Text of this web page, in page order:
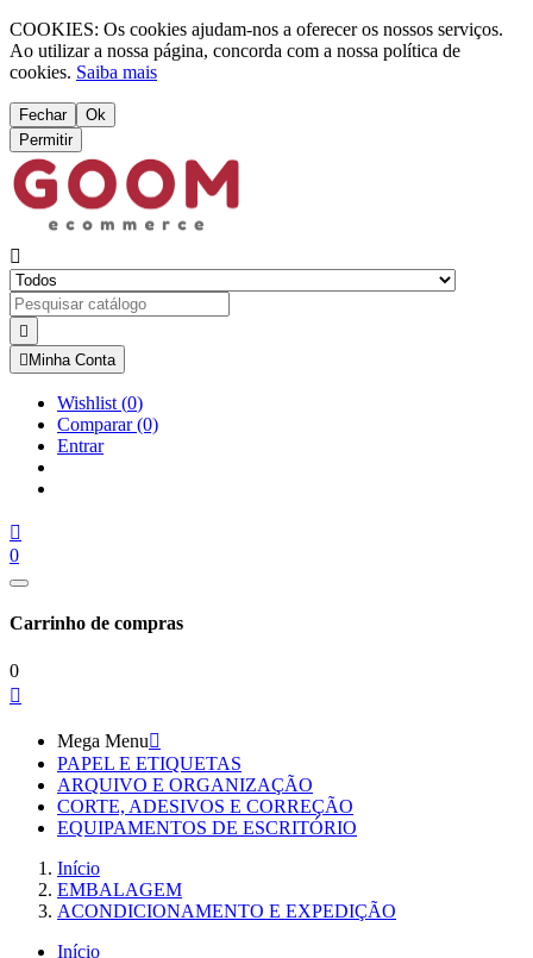
COOKIES: Os cookies ajudam-nos a oferecer os nossos serviços.
Ao utilizar a nossa página, concorda com a nossa política de
cookies. Saiba mais
Fechar
Ok
Permitir


 Minha Conta
Wishlist (0)
Comparar(0)
Entrar

0
Carrinho de compras
0

Mega Menu
PAPEL E ETIQUETAS
ARQUIVO E ORGANIZAÇÃO
CORTE, ADESIVOS E CORREÇÃO
EQUIPAMENTOS DE ESCRITÓRIO
Início
EMBALAGEM
ACONDICIONAMENTO E EXPEDIÇÃO
Início